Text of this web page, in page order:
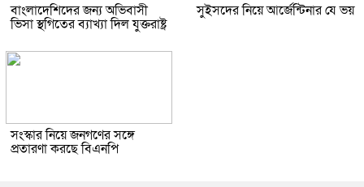
বাংলাদেশিদের জন্য অভিবাসী
ভিসা স্থগিতের ব্যাখ্যা দিল যুক্তরাষ্ট্র
সুইসদের নিয়ে আর্জেন্টিনার যে ভয়
সংস্কার নিয়ে জনগণের সঙ্গে
প্রতারণা করছে বিএনপি